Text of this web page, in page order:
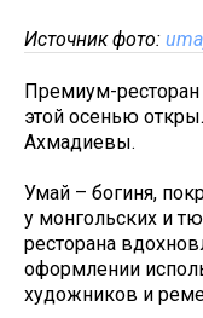
Источник фото:
Премиум-
этой осенью
Ахмадиевы.
Умай – богиня,
у монгольских и
ресторана
оформлении
художников и